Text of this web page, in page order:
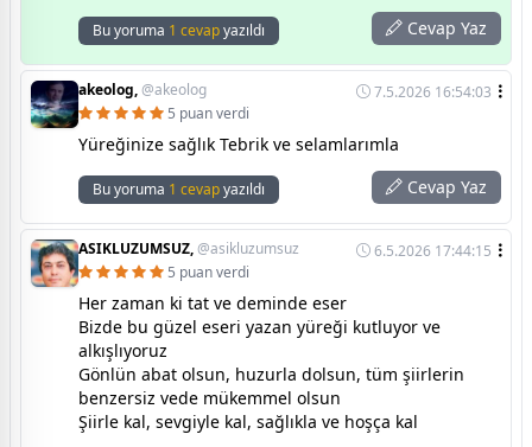
Bu yoruma 1 cevapyazıldı Cevap Yaz
akeolog,@akeolog
7.5.2026 16:54:03
5 puan verdi
Yüreğinize sağlık Tebrik ve selamlarımla
Bu yoruma 1 cevapyazıldı Cevap Yaz
ASIKLUZUMSUZ,@asikluzumsuz
6.5.2026 17:44:15
5 puan verdi
Her zaman ki tat ve deminde eser
Bizde bu güzel eseri yazan yüreği kutluyor ve
alkışlıyoruz
Gönlün abat olsun, huzurla dolsun, tüm şiirlerin
benzersiz vede mükemmel olsun
Şiirle kal, sevgiyle kal, sağlıkla ve hoşça kal